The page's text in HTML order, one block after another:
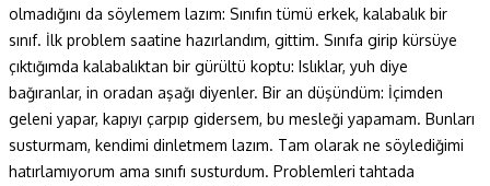
olmadığını da söylemem lazım: Sınıfın tümü erkek, kalabalık bir
sınıf. İlk problem saatine hazırlandım, gittim. Sınıfa girip kürsüye
çıktığımda kalabalıktan bir gürültü koptu: Islıklar, yuh diye
bağıranlar, in oradan aşağı diyenler. Bir an düşündüm: İçimden
geleni yapar, kapıyı çarpıp gidersem, bu mesleği yapamam. Bunları
susturmam, kendimi dinletmem lazım. Tam olarak ne söylediğimi
hatırlamıyorum ama sınıfı susturdum. Problemleri tahtada